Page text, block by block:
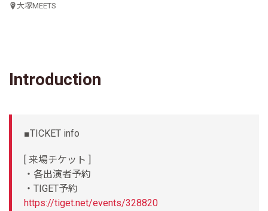
大塚MEETS
Introduction
■TICKET info
[ 来場チケット ]
・各出演者予約
・TIGET予約
https://tiget.net/events/328820